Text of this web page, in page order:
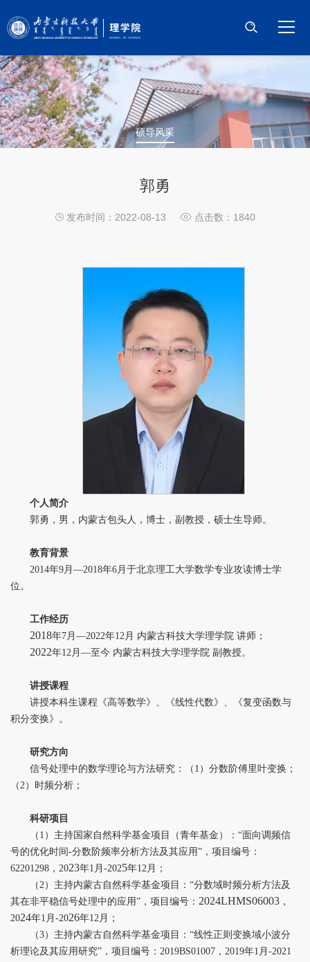
首页
学院概况
师资队伍
科学研究
研究生教育
硕导风采
郭勇
发布时间：2022-08-13 点击数： 1840
个人简介
郭勇，男，内蒙古包头人，博士，副教授，硕士生导师。
教育背景
2014年9月―2018年6月于北京理工大学数学专业攻读博士学
位。
工作经历
2018年7月 ―2022年12月 内蒙古科技大学理学院 讲师；
2022年12月 —至今 内蒙古科技大学理学院 副教授。
讲授课程
讲授本科生课程《高等数学》、《线性代数》、《复变函数与
积分变换》。
研究方向
信号处理中的数学理论与方法研究：（ 1 ）分数阶傅里叶变换；
（2）时频分析；
科研项目
（ 1 ）主持国家自然科学基金项目（青年基金）：“面向调频信
号的优化时间-分数阶频率分析方法及其应用”，项目编号：
62201298 ， 2023年1 月 -2025年12月；
（2）主持内蒙古自然科学基金项目：“分数域时频分析方法及
其在非平稳信号处理中的应用”，项目编号： 2024LHMS06003 ，
2024年1 月 -2026年12月；
（3）主持内蒙古自然科学基金项目：“线性正则变换域小波分
析理论及其应用研究”，项目编号： 2019BS01007 ， 2019年1 月 -2021